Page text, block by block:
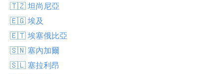
🇹🇿 坦尚尼亞
🇪🇬 埃及
🇪🇹 埃塞俄比亞
🇸🇳 塞內加爾
🇸🇱 塞拉利昂